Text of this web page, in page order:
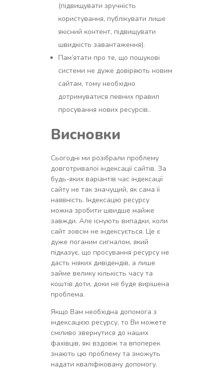
(підвищувати зручність
користування, публікувати лише
якісний контент, підвищувати
швидкість завантаження).
Пам’ятати про те, що пошукові
системи не дуже довіряють новим
сайтам, тому необхідно
дотримуватися певних правил
просування нових ресурсів..
Висновки
Сьогодні ми розібрали проблему
довготривалої індексації сайтів. За
будь-яких варіантів час індексації
сайту не так значущий, як сама її
наявність. Індексацію ресурсу
можна зробити швидше майже
завжди. Але існують випадки, коли
сайт зовсім не індексується. Це є
дуже поганим сигналом, який
підказує, що просування ресурсу не
дасть ніяких дивідендів, а лише
займе велику кількість часу та
коштів доти, доки не буде вирішена
проблема.
Якщо Вам необхідна допомога з
індексацією ресурсу, то Ви можете
сміливо звернутися до наших
фахівців, які вздовж та впоперек
знають цю проблему та зможуть
надати кваліфіковану допомогу.